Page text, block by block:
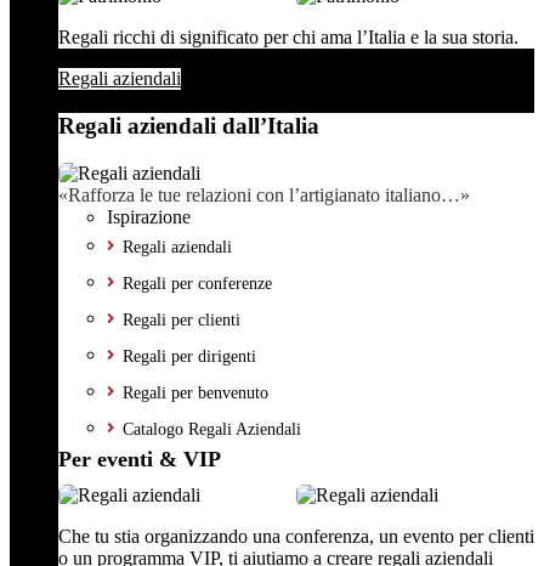
Regali ricchi di significato per chi ama l’Italia e la sua storia.
Regali aziendali
Regali aziendali dall’Italia
«Rafforza le tue relazioni con l’artigianato italiano…»
Ispirazione
Regali aziendali
Regali per conferenze
Regali per clienti
Regali per dirigenti
Regali per benvenuto
Catalogo Regali Aziendali
Per eventi & VIP
Che tu stia organizzando una conferenza, un evento per clienti
o un programma VIP, ti aiutiamo a creare regali aziendali